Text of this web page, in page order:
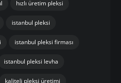
hızlı üretim pleksi
istanbul pleksi
istanbul pleksi firması
istanbul pleksi levha
kaliteli pleksi üretimi